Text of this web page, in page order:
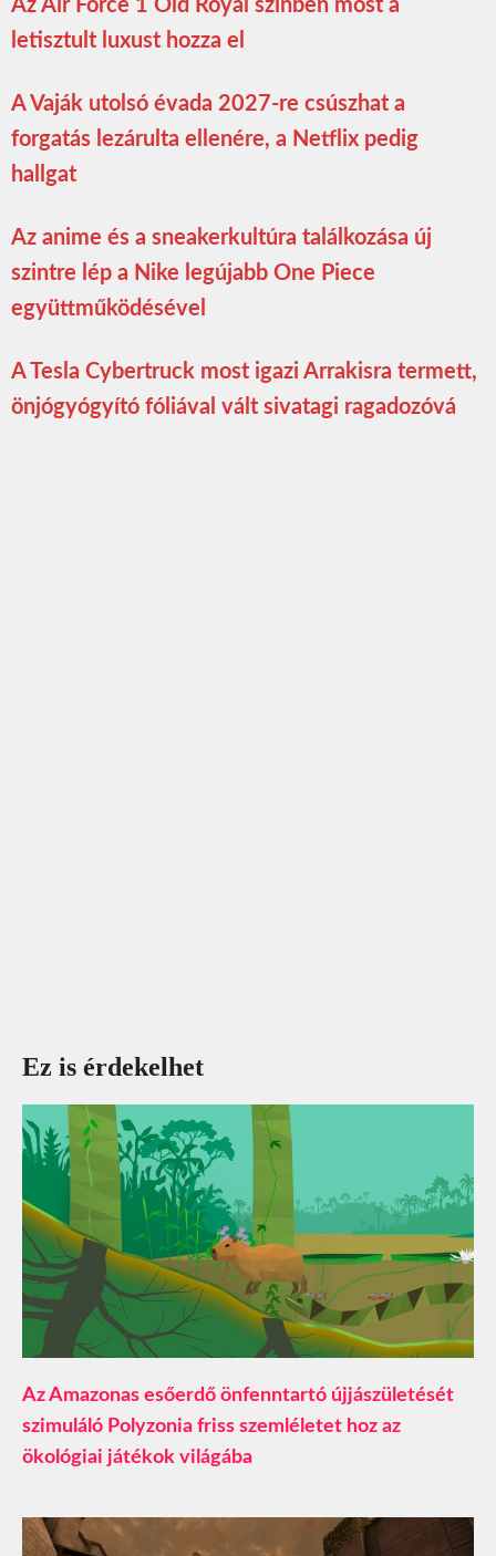
Az Air Force 1 Old Royal színben most a
letisztult luxust hozza el
A Vaják utolsó évada 2027-re csúszhat a
forgatás lezárulta ellenére, a Netflix pedig
hallgat
Az anime és a sneakerkultúra találkozása új
szintre lép a Nike legújabb One Piece
együttműködésével
A Tesla Cybertruck most igazi Arrakisra termett,
önjógyógyító fóliával vált sivatagi ragadozóvá
Ez is érdekelhet
Az Amazonas esőerdő önfenntartó újjászületését
szimuláló Polyzonia friss szemléletet hoz az
ökológiai játékok világába